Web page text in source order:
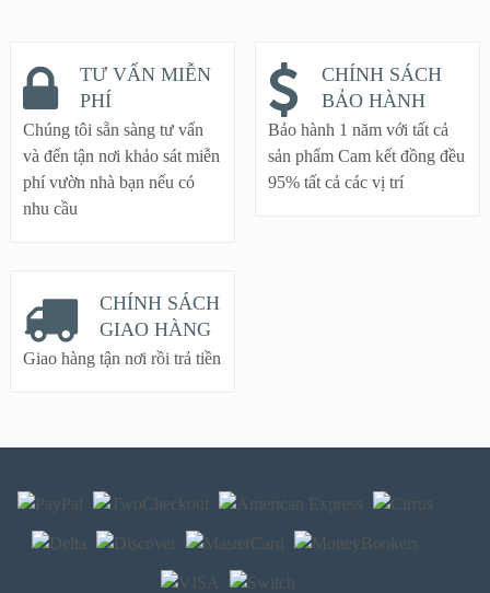
TƯ VẤN MIỄN
PHÍ
Chúng tôi sẵn sàng tư vấn
và đến tận nơi khảo sát miễn
phí vườn nhà bạn nếu có
nhu cầu
CHÍNH SÁCH
BẢO HÀNH
Bảo hành 1 năm với tất cả
sản phẩm Cam kết đồng đều
95% tất cả các vị trí
CHÍNH SÁCH
GIAO HÀNG
Giao hàng tận nơi rồi trả tiền